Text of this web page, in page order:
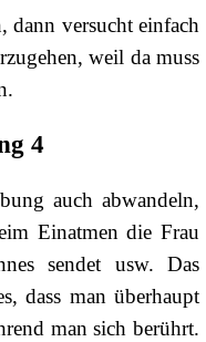
dann versucht einfach
weil da muss
4
auch abwandeln,
Einatmen die Frau
sendet usw. Das
dass man überhaupt
man sich berührt.